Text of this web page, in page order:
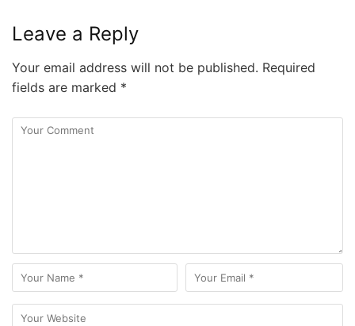
Leave a Reply
Your email address will not be published. Required
fields are marked *